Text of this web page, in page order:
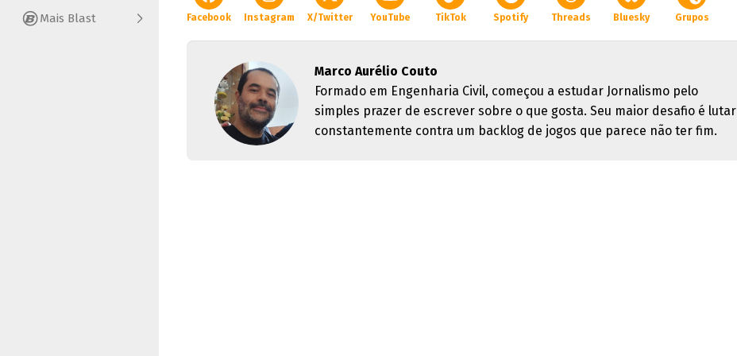
Mais Blast Facebook Instagram X/Twitter YouTube TikTok Spotify Threads Bluesky Grupos
Marco Aurélio Couto
Formado em Engenharia Civil, começou a estudar Jornalismo pelo
simples prazer de escrever sobre o que gosta. Seu maior desafio é lutar
constantemente contra um backlog de jogos que parece não ter fim.